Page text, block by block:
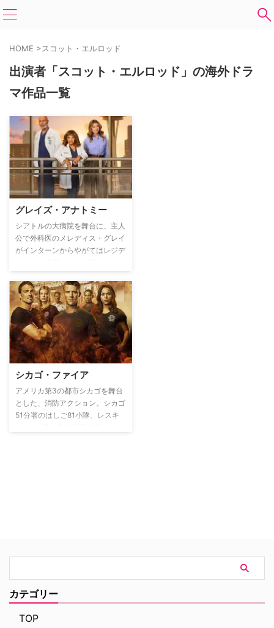
HOME >スコット・エルロッド
出演者「スコット・エルロッド」の海外ドラ
マ作品一覧
グレイズ・アナトミー
シアトルの大病院を舞台に、主人
公で外科医のメレディス・グレイ
がインターンからやがてはレジデ
で、仕事や恋に悩みながら同僚た
ちと共に前に進んでいく姿を描く
大ヒット医療ドラマ。
シカゴ・ファイア
アメリカ第3の都市シカゴを舞台
とした、消防アクション。シカゴ
51分署のはしご81小隊、レスキ
ることがなかった。そんな中で、
トーリー構成の元、誕生したのが
カテゴリー
TOP